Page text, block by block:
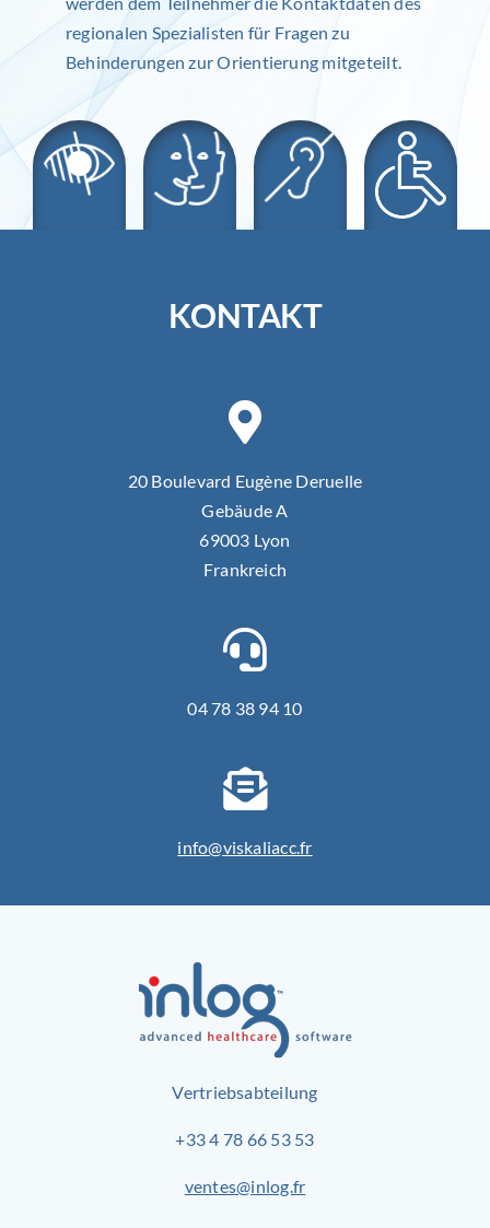
regionalen Spezialisten für Fragen zu
Behinderungen zur Orientierung mitgeteilt.
KONTAKT
20 Boulevard Eugène Deruelle
Gebäude A
69003 Lyon
Frankreich
04 78 38 94 10
info@viskaliacc.fr
Vertriebsabteilung
+33 4 78 66 53 53
ventes@inlog.fr